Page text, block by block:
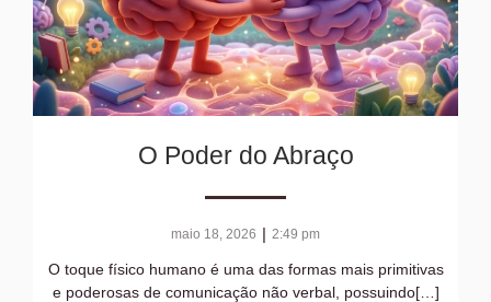
O Poder do Abraço
maio 18, 2026 | 2:49 pm
O toque físico humano é uma das formas mais primitivas
e poderosas de comunicação não verbal, possuindo[…]